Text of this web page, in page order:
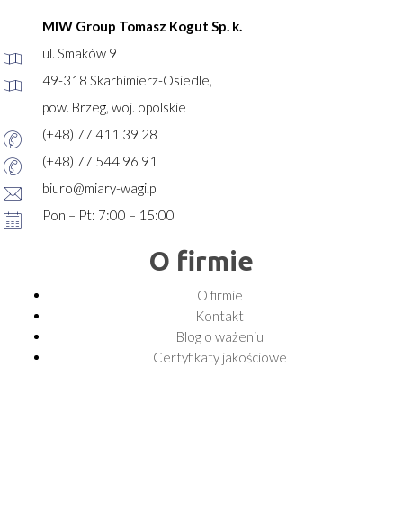
MIW Group Tomasz Kogut Sp. k.
ul. Smaków 9
49-318 Skarbimierz-Osiedle,
pow. Brzeg, woj. opolskie
(+48) 77 411 39 28
(+48) 77 544 96 91
biuro@miary-wagi.pl
Pon – Pt: 7:00 – 15:00
O firmie
O firmie
Kontakt
Blog o ważeniu
Certyfikaty jakościowe